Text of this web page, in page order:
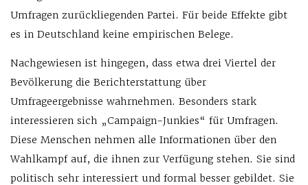
Umfragen zurückliegenden Partei. Für beide Effekte gibt
es in Deutschland keine empirischen Belege.
Nachgewiesen ist hingegen, dass etwa drei Viertel der
Bevölkerung die Berichterstattung über
Umfrageergebnisse wahrnehmen. Besonders stark
interessieren sich „Campaign-Junkies“ für Umfragen.
Diese Menschen nehmen alle Informationen über den
Wahlkampf auf, die ihnen zur Verfügung stehen. Sie sind
politisch sehr interessiert und formal besser gebildet. Sie